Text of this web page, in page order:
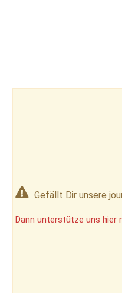
Gefällt Dir unsere
Dann unterstütze uns hier